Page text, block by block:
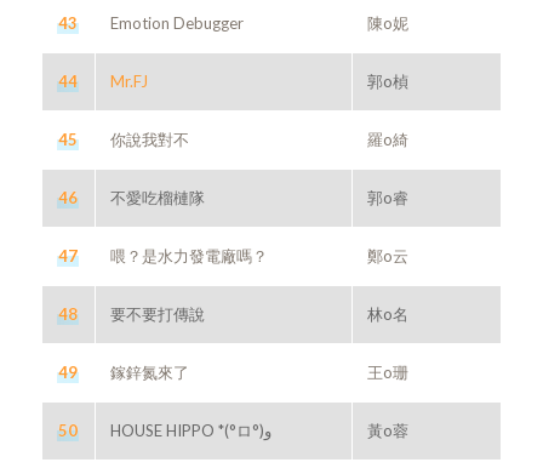
43 Emotion Debugger 陳o妮
44 Mr.FJ 郭o楨
45 你說我對不 羅o綺
46 不愛吃榴槤隊 郭o睿
47 喂？是水力發電廠嗎？ 鄭o云
48 要不要打傳說 林o名
49 鎵鋅氮來了 王o珊
50 HOUSE HIPPO *(°ロ°)و​ 黃o蓉